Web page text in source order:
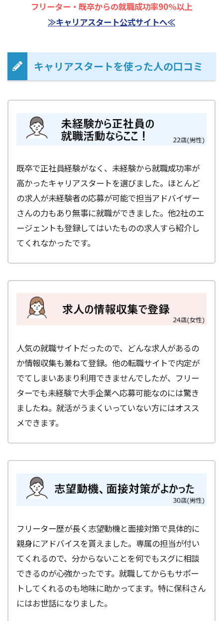
フリーター・既卒からの就職成功率90％以上
≫キャリアスタート公式サイトへ≪
キャリアスタートを使った人の口コミ
既卒で正社員経験がなく、未経験から就職成功率が
高かったキャリアスタートを選びました。ほとんど
の求人が未経験者の応募が可能で担当アドバイザー
さんの力もあり無事に就職ができました。他2社のエ
ージェントも登録してはいたものの求人すら紹介し
てくれなかったです。
人気の就職サイトだったので、どんな求人があるの
か情報収集も兼ねて登録。他の転職サイトで内定が
でてしまいあまり利用できませんでしたが、フリー
ターでも未経験で大手企業へ応募可能なのには驚き
ましたね。就活がうまくいっていない方にはオスス
メできます。
フリーター歴が長く志望動機と面接対策で具体的に
親身にアドバイスを貰えました。専属の担当が付い
てくれるので、分からないことを何でもスグに相談
できるのが心強かったです。就職してからもサポー
トしてくれるのも地味に助かってます。特に保科さん
にはお世話になりました。